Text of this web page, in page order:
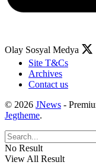
Olay Sosyal Medya
Site T&Cs
Archives
Contact us
© 2026 JNews -
Jegtheme.
No Result
View All Result